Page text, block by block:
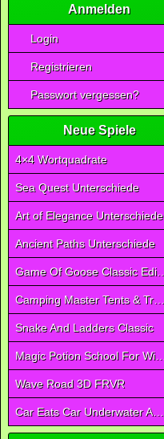
Anmelden
Login
Registrieren
Passwort vergessen?
Neue Spiele
4×4 Wortquadrate
Sea Quest Unterschiede
Art of Elegance Unterschiede
Ancient Paths Unterschiede
Game Of Goose Classic Edition
Camping Master Tents & Trees
Snake And Ladders Classic
Magic Potion School For Witch
Wave Road 3D FRVR
Car Eats Car Underwater Adventure FRVR